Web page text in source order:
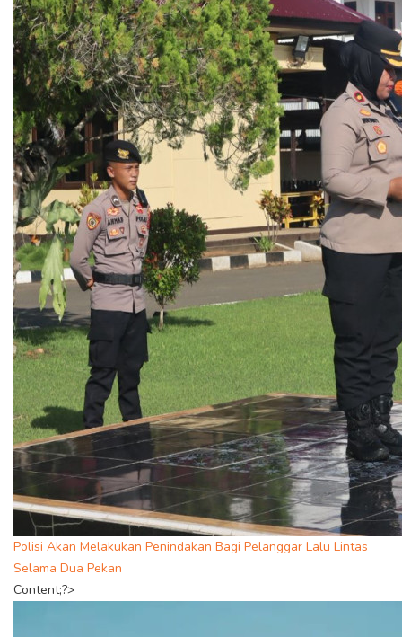
Polisi Akan Melakukan Penindakan Bagi Pelanggar Lalu Lintas
Selama Dua Pekan
Content;?>